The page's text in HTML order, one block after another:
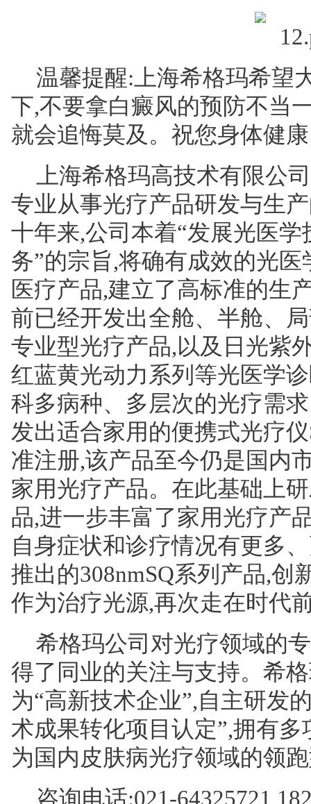
温馨提醒:上海希格玛希望
下,不要拿白癜风的预防不当
就会追悔莫及。祝您身体健
上海希格玛高技术有限公
专业从事光疗产品研发与生
十年来,公司本着“发展光医
务”的宗旨,将确有成效的光
医疗产品,建立了高标准的生
前已经开发出全舱、半舱、
专业型光疗产品,以及日光紫
红蓝黄光动力系列等光医学
科多病种、多层次的光疗需
发出适合家用的便携式光疗
准注册,该产品至今仍是国内
家用光疗产品。在此基础上
品,进一步丰富了家用光疗产
自身症状和诊疗情况有更多
推出的308nmSQ系列产品,创
作为治疗光源,再次走在时代
希格玛公司对光疗领域的
得了同业的关注与支持。希
为“高新技术企业”,自主研发
术成果转化项目认定”,拥有
为国内皮肤病光疗领域的领
咨询电话:021-